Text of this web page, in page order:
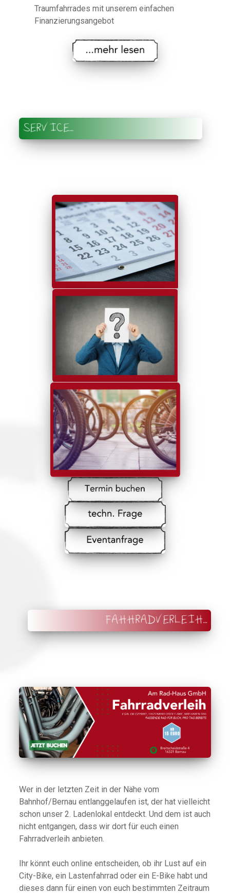
Traumfahrrades mit unserem einfachen
Finanzierungsangebot
Wer in der letzten Zeit in der Nähe vom
Bahnhof/Bernau entlanggelaufen ist, der hat vielleicht
schon unser 2. Ladenlokal entdeckt. Und dem ist auch
nicht entgangen, dass wir dort für euch einen
Fahrradverleih anbieten.
Ihr könnt euch online entscheiden, ob ihr Lust auf ein
City-Bike, ein Lastenfahrrad oder ein E-Bike habt und
dieses dann für einen von euch bestimmten Zeitraum